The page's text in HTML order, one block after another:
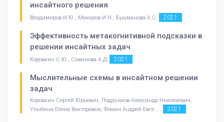
инсайтного решения
Владимиров И.Ю., Макаров И.Н., Бушманова А.С. 2021
Эффективность метакогнитивной подсказки в
решении инсайтных задач
Коровкин С.Ю., Савинова А.Д. 2021
Мыслительные схемы в инсайтном решении
задач
Коровкин Сергей Юрьевич, Поддъяков Александр Николаевич,
Улыбина Елена Викторовна, Фомин Андрей Евге. . .
2021